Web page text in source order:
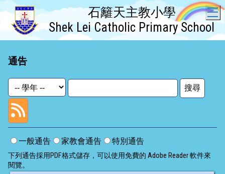
石籬天主教小學
Shek Lei Catholic Primary School
通告
一般通告 家教會通告 特別通告
下列通告採用PDF格式儲存，可以使用免費的 Adobe Reader軟件來
閱覽。